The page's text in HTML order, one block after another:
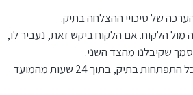
של סיכויי ההצלחה בתיק.
מול הלקוח. אם הלקוח ביקש זאת, נעביר לו,
לתת ללקוח עדכון, בכל התפתחות בתיק, בתוך 24 שעות מהמועד